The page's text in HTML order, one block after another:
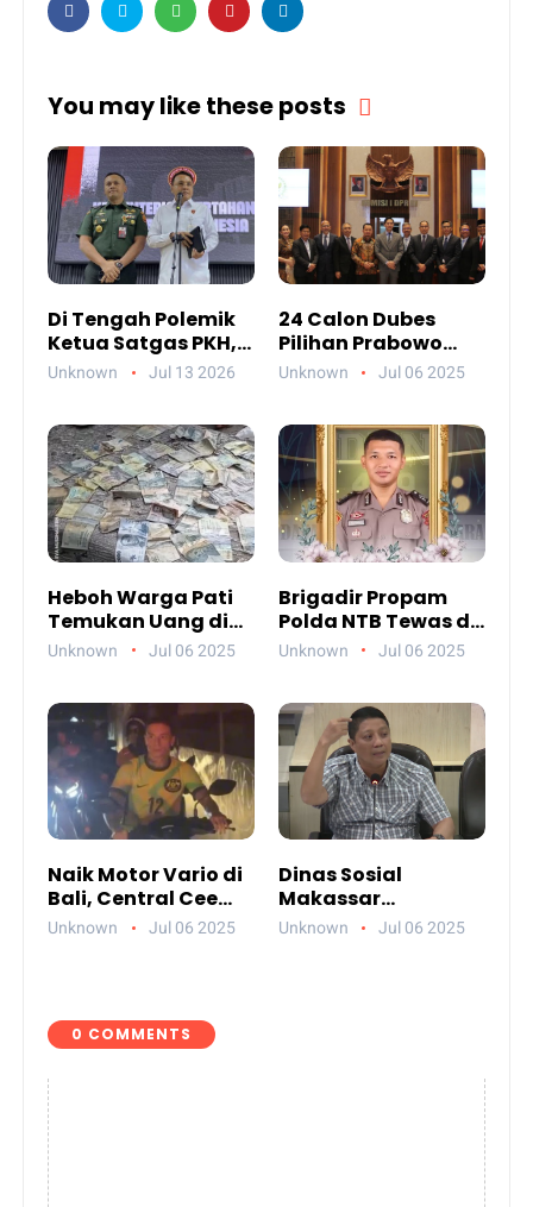
You may like these posts
Di Tengah Polemik
Ketua Satgas PKH,
Ada Pesan Penting
Unknown Jul 13 2026
24 Calon Dubes
Pilihan Prabowo
Jalani Uji
Unknown Jul 06 2025
Heboh Warga Pati
Temukan Uang di
Sungai, Netizen
Unknown Jul 06 2025
Brigadir Propam
Polda NTB Tewas di
Gili Trawangan,
Sendiri
Unknown Jul 06 2025
Naik Motor Vario di
Bali, Central Cee
Bikin Heboh Netizen
Unknown Jul 06 2025
Dinas Sosial
Makassar
Paparkan
Unknown Jul 06 2025
0 COMMENTS